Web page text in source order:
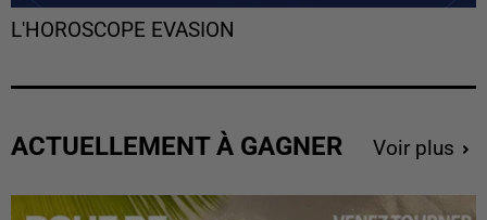
L'HOROSCOPE EVASION
ACTUELLEMENT À GAGNER Voir plus